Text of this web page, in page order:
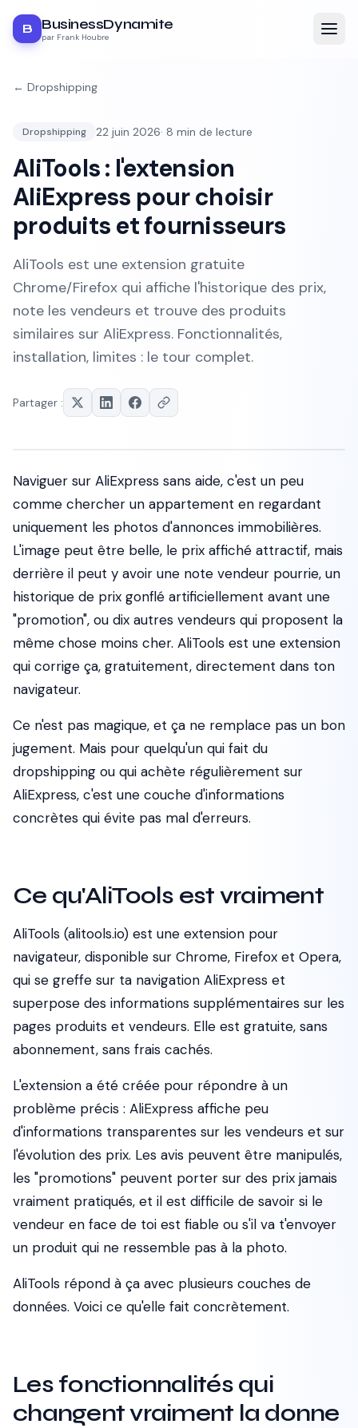
B BusinessDynamite
par Frank Houbre
← Dropshipping
Dropshipping 22 juin 2026· 8 min de lecture
AliTools : l'extension
AliExpress pour choisir
produits et fournisseurs
AliTools est une extension gratuite
Chrome/Firefox qui affiche l'historique des prix,
note les vendeurs et trouve des produits
similaires sur AliExpress. Fonctionnalités,
installation, limites : le tour complet.
Partager :
Naviguer sur AliExpress sans aide, c'est un peu
comme chercher un appartement en regardant
uniquement les photos d'annonces immobilières.
L'image peut être belle, le prix affiché attractif, mais
derrière il peut y avoir une note vendeur pourrie, un
historique de prix gonflé artificiellement avant une
"promotion", ou dix autres vendeurs qui proposent la
même chose moins cher. AliTools est une extension
qui corrige ça, gratuitement, directement dans ton
navigateur.
Ce n'est pas magique, et ça ne remplace pas un bon
jugement. Mais pour quelqu'un qui fait du
dropshipping ou qui achète régulièrement sur
AliExpress, c'est une couche d'informations
concrètes qui évite pas mal d'erreurs.
Ce qu'AliTools est vraiment
AliTools (alitools.io) est une extension pour
navigateur, disponible sur Chrome, Firefox et Opera,
qui se greffe sur ta navigation AliExpress et
superpose des informations supplémentaires sur les
pages produits et vendeurs. Elle est gratuite, sans
abonnement, sans frais cachés.
L'extension a été créée pour répondre à un
problème précis : AliExpress affiche peu
d'informations transparentes sur les vendeurs et sur
l'évolution des prix. Les avis peuvent être manipulés,
les "promotions" peuvent porter sur des prix jamais
vraiment pratiqués, et il est difficile de savoir si le
vendeur en face de toi est fiable ou s'il va t'envoyer
un produit qui ne ressemble pas à la photo.
AliTools répond à ça avec plusieurs couches de
données. Voici ce qu'elle fait concrètement.
Les fonctionnalités qui
changent vraiment la donne